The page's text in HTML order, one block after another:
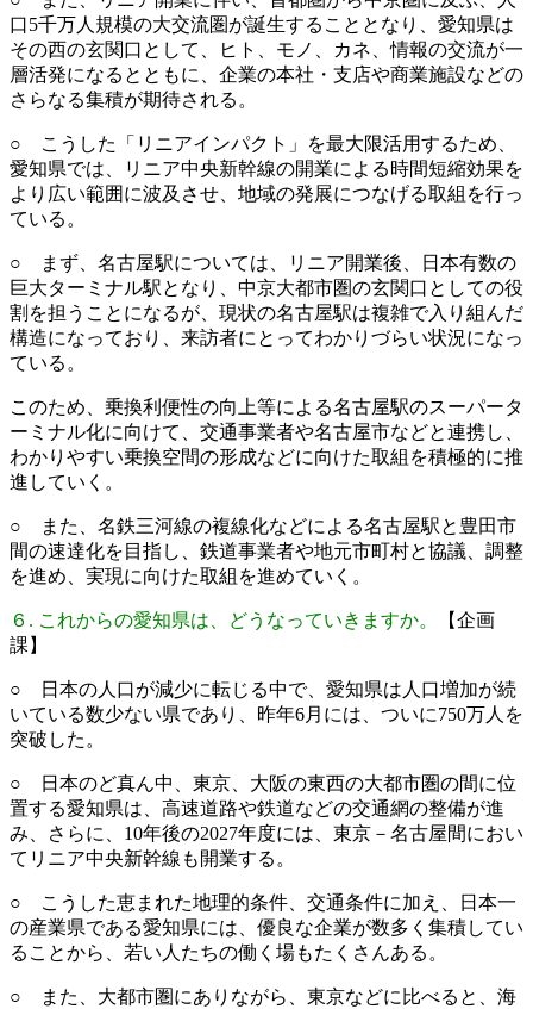
口5千万人規模の大交流圏が誕生することとなり、愛知県は
その西の玄関口として、ヒト、モノ、カネ、情報の交流が一
層活発になるとともに、企業の本社・支店や商業施設などの
さらなる集積が期待される。
○ こうした「リニアインパクト」を最大限活用するため、
愛知県では、リニア中央新幹線の開業による時間短縮効果を
より広い範囲に波及させ、地域の発展につなげる取組を行っ
ている。
○ まず、名古屋駅については、リニア開業後、日本有数の
巨大ターミナル駅となり、中京大都市圏の玄関口としての役
割を担うことになるが、現状の名古屋駅は複雑で入り組んだ
構造になっており、来訪者にとってわかりづらい状況になっ
ている。
このため、乗換利便性の向上等による名古屋駅のスーパータ
ーミナル化に向けて、交通事業者や名古屋市などと連携し、
わかりやすい乗換空間の形成などに向けた取組を積極的に推
進していく。
○ また、名鉄三河線の複線化などによる名古屋駅と豊田市
間の速達化を目指し、鉄道事業者や地元市町村と協議、調整
を進め、実現に向けた取組を進めていく。
６. これからの愛知県は、どうなっていきますか。
【企画
課】
○ 日本の人口が減少に転じる中で、愛知県は人口増加が続
いている数少ない県であり、昨年6月には、ついに750万人を
突破した。
○ 日本のど真ん中、東京、大阪の東西の大都市圏の間に位
置する愛知県は、高速道路や鉄道などの交通網の整備が進
み、さらに、10年後の2027年度には、東京－名古屋間におい
てリニア中央新幹線も開業する。
○ こうした恵まれた地理的条件、交通条件に加え、日本一
の産業県である愛知県には、優良な企業が数多く集積してい
ることから、若い人たちの働く場もたくさんある。
○ また、大都市圏にありながら、東京などに比べると、海